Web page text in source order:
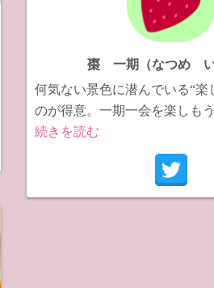
棗 一期（なつめ い
何気ない景色に潜んでいる“楽
のが得意。一期一会を楽しも
続きを読む